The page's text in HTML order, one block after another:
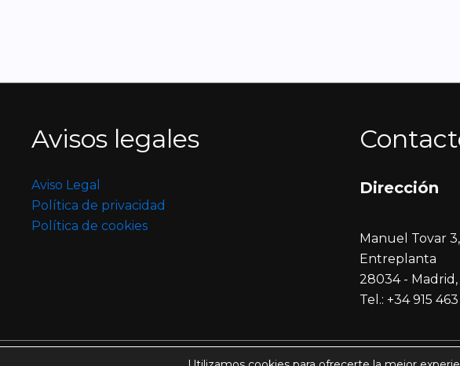
Avisos legales
Aviso Legal
Política de privacidad
Política de cookies
Dirección
Manuel Tovar 3,
Entreplanta
28034 - Madrid,
Tel.: +34 915